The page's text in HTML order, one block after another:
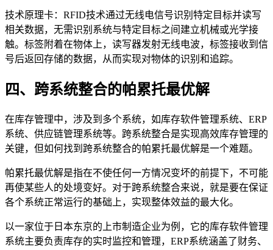
技术原理卡：RFID技术通过无线电信号识别特定目标并读写
相关数据，无需识别系统与特定目标之间建立机械或光学接
触。标签附着在物体上，读写器发射无线电波，标签接收到信
号后返回存储的数据，从而实现对物体的识别和追踪。
四、跨系统整合的帕累托最优解
在库存管理中，涉及到多个系统，如库存软件管理系统、ERP
系统、供应链管理系统等。跨系统整合是实现高效库存管理的
关键，但如何找到跨系统整合的帕累托最优解是一个难题。
帕累托最优解是指在不使任何一方情况变坏的前提下，不可能
再使某些人的处境变好。对于跨系统整合来说，就是要在保证
各个系统正常运行的基础上，实现整体效益的最大化。
以一家位于日本东京的上市制造企业为例，它的库存软件管理
系统主要负责库存的实时监控和管理，ERP系统涵盖了财务、